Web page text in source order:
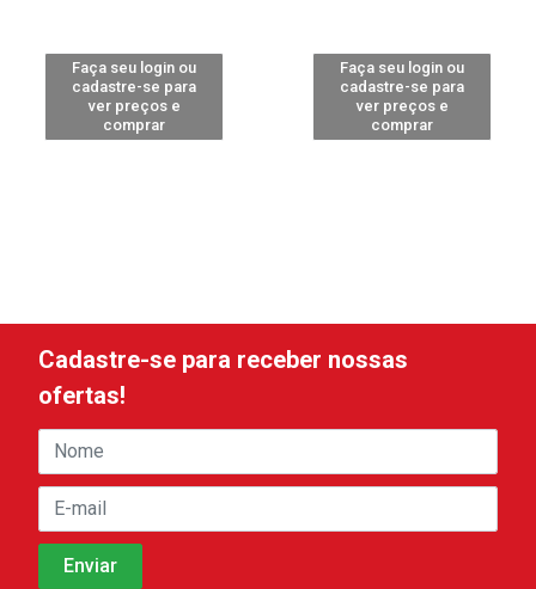
Faça seu login ou
cadastre-se para
ver preços e
comprar
Faça seu login ou
cadastre-se para
ver preços e
comprar
Cadastre-se para receber nossas
ofertas!